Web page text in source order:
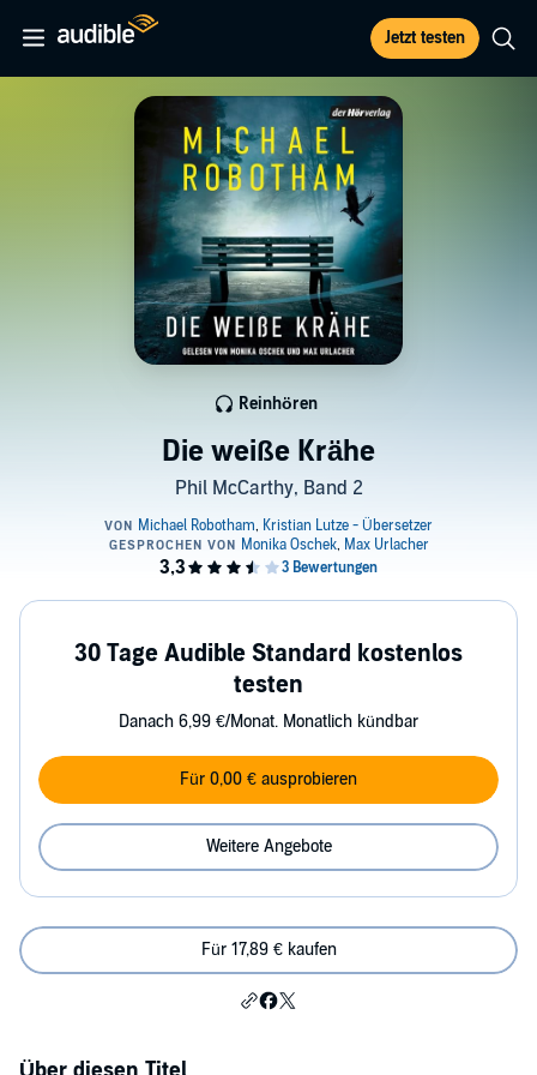
Jetzt testen
Die weiße Krähe
Phil McCarthy, Band 2
Reinhören
30 Tage Audible Standard kostenlos
testen
Danach 6,99 €/Monat. Monatlich kündbar
Für 0,00 € ausprobieren
Weitere Angebote
Für 17,89 € kaufen